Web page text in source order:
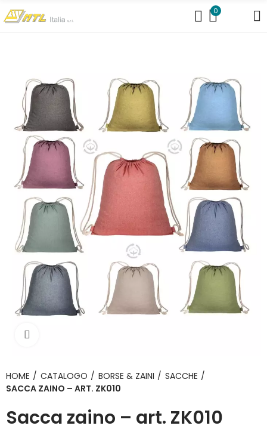
0
HOME CATALOGO BORSE & ZAINI
SACCHE
SACCA ZAINO – ART. ZK010
Sacca zaino – art. ZK010
https://www.mtlit.it/bustine-portanomi/
https://www.mtlit.it/collarini-
portabadge/